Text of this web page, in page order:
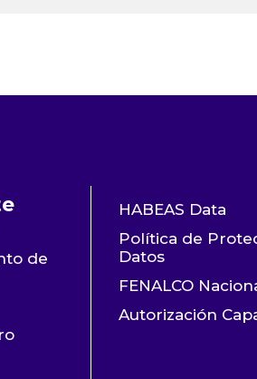
de
HABEAS Data
Política de
Datos
FENALCO
Autorización